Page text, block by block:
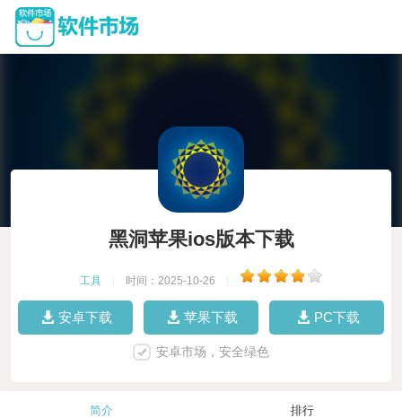
黑洞苹果ios版本下载
工具 时间：2025-10-26
安卓下载 苹果下载 PC下载
安卓市场，安全绿色
简介 排行